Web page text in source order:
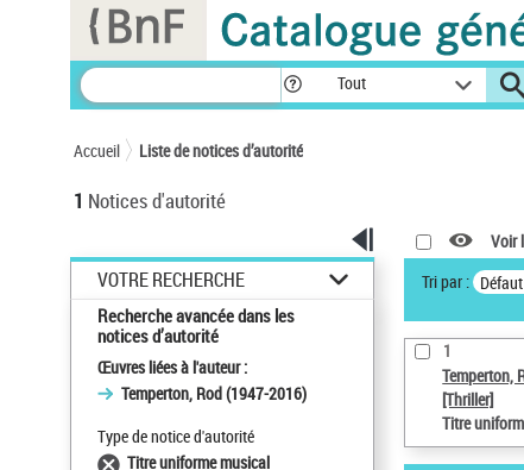
Tout
Accueil Liste de notices d’autorité
1 Notices d'autorité
VOTRE RECHERCHE
Recherche avancée dans les
notices d’autorité
Œuvres liées à l'auteur :
Temperton, Rod (1947-2016)
Type de notice d'autorité
Titre uniforme musical
Voir
Tri par : Défaut
1
Temperton,
[Thriller]
Titre
Panneau de gestion des cookies